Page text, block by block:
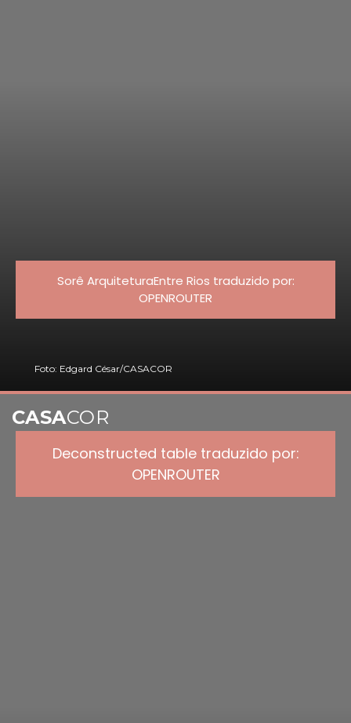
Sorê ArquiteturaEntre Rios traduzido por:
OPENROUTER
Foto: Edgard César/CASACOR
Deconstructed table traduzido por:
OPENROUTER
CASACOR